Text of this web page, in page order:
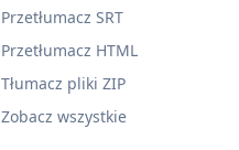
Przetłumacz SRT
Przetłumacz HTML
Tłumacz pliki ZIP
Zobacz wszystkie